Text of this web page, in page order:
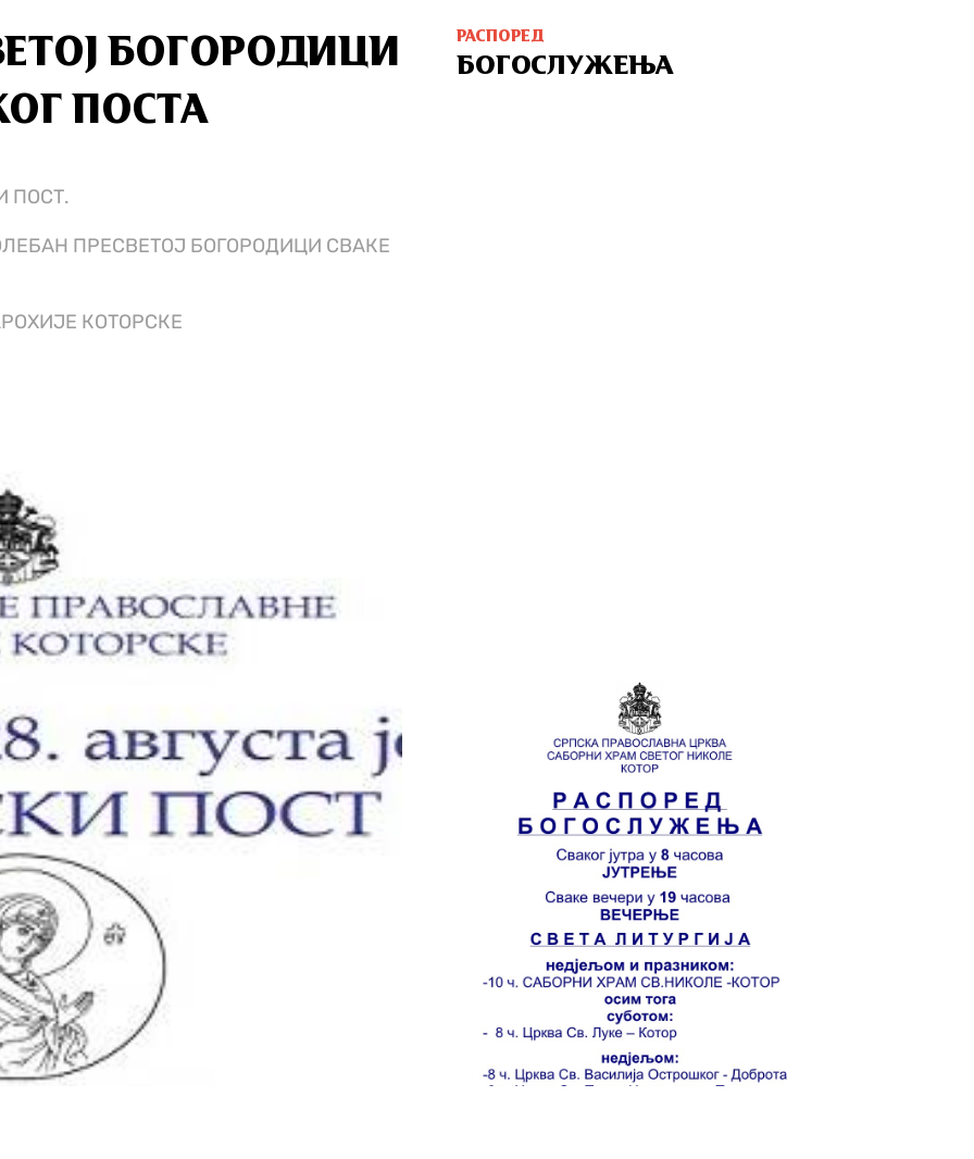
БОГОРОДИЦИ
ПОСТА
ПОСТ.
ПРЕСВЕТОЈ БОГОРОДИЦИ СВАКЕ
КОТОРСКЕ
РАСПОРЕД
БОГОСЛУЖЕЊА